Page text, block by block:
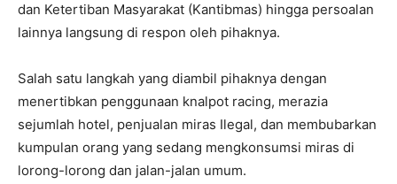
dan Ketertiban Masyarakat (Kantibmas) hingga persoalan
lainnya langsung di respon oleh pihaknya.
Salah satu langkah yang diambil pihaknya dengan
menertibkan penggunaan knalpot racing, merazia
sejumlah hotel, penjualan miras Ilegal, dan membubarkan
kumpulan orang yang sedang mengkonsumsi miras di
lorong-lorong dan jalan-jalan umum.